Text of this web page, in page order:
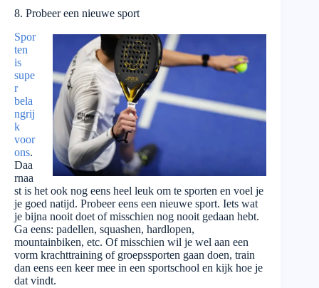
8. Probeer een nieuwe sport
Spor
ten
is
supe
r
bela
ngrij
k
voor
ons.
Daa
rnaa
st is het ook nog eens heel leuk om te sporten en voel je
je goed natijd. Probeer eens een nieuwe sport. Iets wat
je bijna nooit doet of misschien nog nooit gedaan hebt.
Ga eens: padellen, squashen, hardlopen,
mountainbiken, etc. Of misschien wil je wel aan een
vorm krachttraining of groepssporten gaan doen, train
dan eens een keer mee in een sportschool en kijk hoe je
dat vindt.